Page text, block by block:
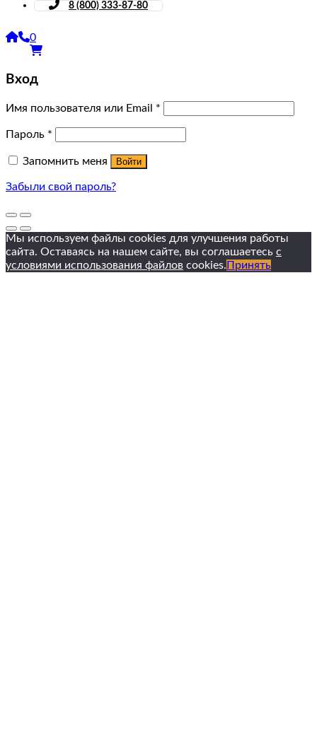
8 (800) 333-87-80
0
Вход
Имя пользователя или Email *
Пароль *
Запомнить меня Войти
Забыли свой пароль?
Мы используем файлы cookies для улучшения работы
сайта. Оставаясь на нашем сайте, вы соглашаетесь с
условиями использования файлов cookies. Принять